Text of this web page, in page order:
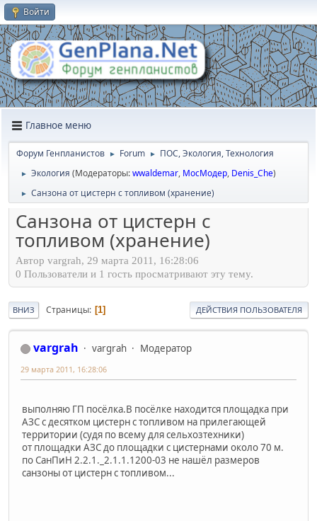
Войти
Главное меню
Форум Генпланистов ► Forum ► ПОС, Экология, Технология
► Экология (Модераторы:wwaldemar, МосМодер, Denis_Che)
► Санзона от цистерн с топливом (хранение)
Санзона от цистерн с
топливом (хранение)
Автор vargrah, 29 марта 2011, 16:28:06
0 Пользователи и 1 гость просматривают эту тему.
ВНИЗ Страницы 1 ДЕЙСТВИЯ ПОЛЬЗОВАТЕЛЯ
vargrah vargrah Модератор
29 марта 2011, 16:28:06
выполняю ГП посёлка.В посёлке находится площадка при
АЗС с десятком цистерн с топливом на прилегающей
территории (судя по всему для сельхозтехники)
от площадки АЗС до площадки с цистернами около 70 м.
по СанПиН 2.2.1._2.1.1.1200-03 не нашёл размеров
санзоны от цистерн с топливом...